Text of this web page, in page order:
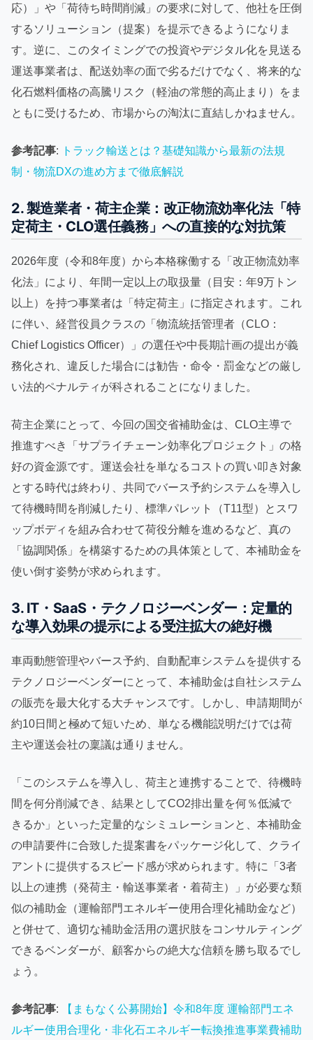
応）」や「荷待ち時間削減」の要求に対して、他社を圧倒
するソリューション（提案）を提示できるようになりま
す。逆に、このタイミングでの投資やデジタル化を見送る
運送事業者は、配送効率の面で劣るだけでなく、将来的な
化石燃料価格の高騰リスク（軽油の常態的高止まり）をま
ともに受けるため、市場からの淘汰に直結しかねません。
参考記事:
トラック輸送とは？基礎知識から最新の法規
制・物流DXの進め方まで徹底解説
2. 製造業者・荷主企業：改正物流効率化法「特
定荷主・CLO選任義務」への直接的な対抗策
2026年度（令和8年度）から本格稼働する「改正物流効率
化法」により、年間一定以上の取扱量（目安：年9万トン
以上）を持つ事業者は「特定荷主」に指定されます。これ
に伴い、経営役員クラスの「物流統括管理者（CLO：
Chief Logistics Officer）」の選任や中長期計画の提出が義
務化され、違反した場合には勧告・命令・罰金などの厳し
い法的ペナルティが科されることになりました。
荷主企業にとって、今回の国交省補助金は、CLO主導で
推進すべき「サプライチェーン効率化プロジェクト」の格
好の資金源です。運送会社を単なるコストの買い叩き対象
とする時代は終わり、共同でバース予約システムを導入し
て待機時間を削減したり、標準パレット（T11型）とスワ
ップボディを組み合わせて荷役分離を進めるなど、真の
「協調関係」を構築するための具体策として、本補助金を
使い倒す姿勢が求められます。
3. IT・SaaS・テクノロジーベンダー：定量的
な導入効果の提示による受注拡大の絶好機
車両動態管理やバース予約、自動配車システムを提供する
テクノロジーベンダーにとって、本補助金は自社システム
の販売を最大化する大チャンスです。しかし、申請期間が
約10日間と極めて短いため、単なる機能説明だけでは荷
主や運送会社の稟議は通りません。
「このシステムを導入し、荷主と連携することで、待機時
間を何分削減でき、結果としてCO2排出量を何％低減で
きるか」といった定量的なシミュレーションと、本補助金
の申請要件に合致した提案書をパッケージ化して、クライ
アントに提供するスピード感が求められます。特に「3者
以上の連携（発荷主・輸送事業者・着荷主）」が必要な類
似の補助金（運輸部門エネルギー使用合理化補助金など）
と併せて、適切な補助金活用の選択肢をコンサルティング
できるベンダーが、顧客からの絶大な信頼を勝ち取るでし
ょう。
参考記事:
【まもなく公募開始】令和8年度 運輸部門エネ
ルギー使用合理化・非化石エネルギー転換推進事業費補助